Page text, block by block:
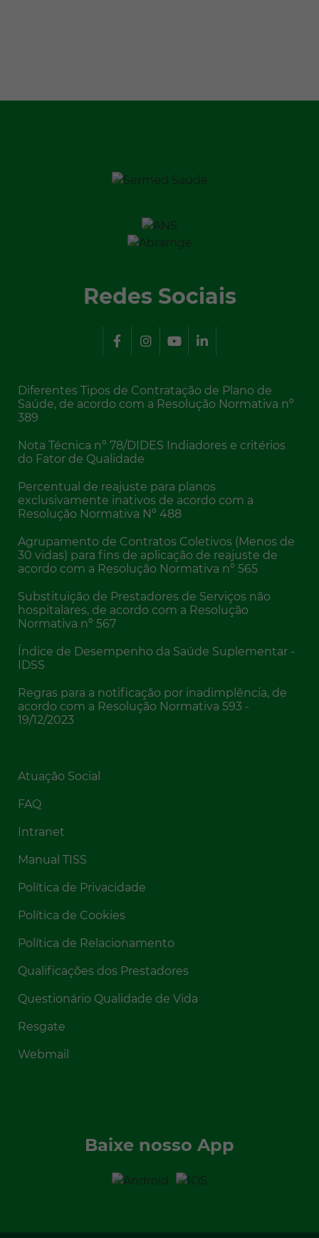
Redes Sociais
Diferentes Tipos de Contratação de Plano de
Saúde, de acordo com a Resolução Normativa nº
389
Nota Técnica nº 78/DIDES Indiadores e critérios
do Fator de Qualidade
Percentual de reajuste para planos
exclusivamente inativos de acordo com a
Resolução Normativa Nº 488
Agrupamento de Contratos Coletivos (Menos de
30 vidas) para fins de aplicação de reajuste de
acordo com a Resolução Normativa nº 565
Substituição de Prestadores de Serviços não
hospitalares, de acordo com a Resolução
Normativa nº 567
Índice de Desempenho da Saúde Suplementar -
IDSS
Regras para a notificação por inadimplência, de
acordo com a Resolução Normativa 593 -
19/12/2023
Atuação Social
FAQ
Intranet
Manual TISS
Política de Privacidade
Política de Cookies
Política de Relacionamento
Qualificações dos Prestadores
Questionário Qualidade de Vida
Resgate
Webmail
Baixe nosso App